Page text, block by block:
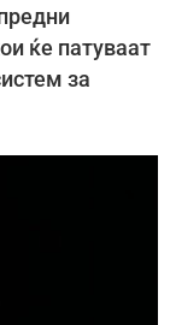
ќе патуваат
за